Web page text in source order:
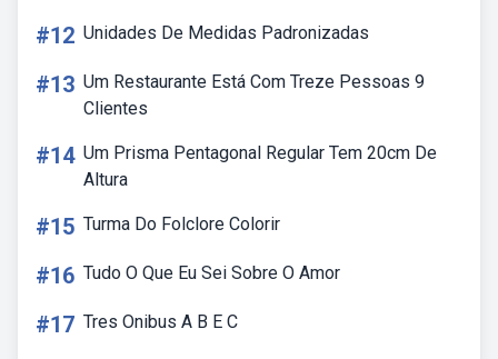
#12 Unidades De Medidas Padronizadas
#13 Um Restaurante Está Com Treze Pessoas 9
Clientes
#14 Um Prisma Pentagonal Regular Tem 20cm De
Altura
#15 Turma Do Folclore Colorir
#16 Tudo O Que Eu Sei Sobre O Amor
#17 Tres Onibus A B E C